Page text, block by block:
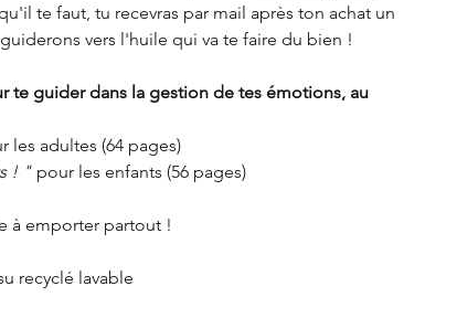
te faut, tu recevras par mail après ton achat un
vers l'huile qui va te faire du bien !
te guider dans la gestion de tes émotions, au
les adultes (64 pages)
! " pour les enfants (56 pages)
à emporter partout !
recyclé lavable